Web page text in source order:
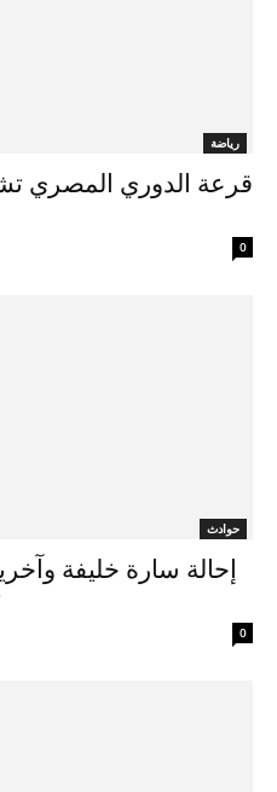
رياضة
قرعة الدوري المصري
0
حوادث
إحالة سارة خليفة
0